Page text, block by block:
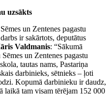
uzsākts
un Zentenes pagastu
ir sakārtots, deputātus
Valdmanis: “Sākumā
un Zentenes pagastu
tautas nams, Pastariņa
darbinieks, sētnieks – ļoti
Kopumā darbinieku ir daudz,
laikā tam visam tērējam 152 000